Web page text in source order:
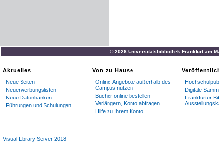
© 2026 Universitätsbibliothek Frankfurt am
Aktuelles
Neue Seiten
Neuerwerbungslisten
Neue Datenbanken
Führungen und Schulungen
Von zu Hause
Online-Angebote außerhalb des
Campus nutzen
Bücher online bestellen
Verlängern, Konto abfragen
Hilfe zu Ihrem Konto
Digitale
Frankfurter
Visual Library Server 2018